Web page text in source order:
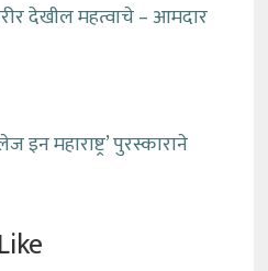
देखील महत्वाचे – आमदार
महाराष्ट्र’ पुरस्काराने